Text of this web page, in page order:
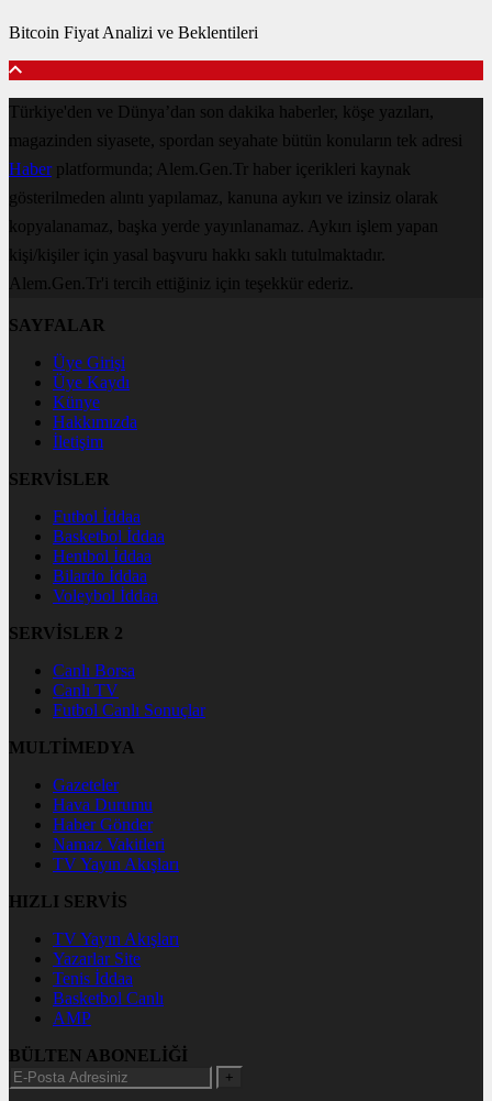
Bitcoin Fiyat Analizi ve Beklentileri
Türkiye'den ve Dünya’dan son dakika haberler, köşe yazıları,
magazinden siyasete, spordan seyahate bütün konuların tek adresi
Haberplatformunda; Alem.Gen.Tr haber içerikleri kaynak
gösterilmeden alıntı yapılamaz, kanuna aykırı ve izinsiz olarak
kopyalanamaz, başka yerde yayınlanamaz. Aykırı işlem yapan
kişi/kişiler için yasal başvuru hakkı saklı tutulmaktadır.
Alem.Gen.Tr'i tercih ettiğiniz için teşekkür ederiz.
SAYFALAR
Üye Girişi
Üye Kaydı
Künye
Hakkımızda
İletişim
SERVİSLER
Futbol İddaa
Basketbol İddaa
Hentbol İddaa
Bilardo İddaa
Voleybol İddaa
SERVİSLER 2
Canlı Borsa
Canlı TV
Futbol Canlı Sonuçlar
MULTİMEDYA
Gazeteler
Hava Durumu
Haber Gönder
Namaz Vakitleri
TV Yayın Akışları
HIZLI SERVİS
TV Yayın Akışları
Yazarlar Site
Tenis İddaa
Basketbol Canlı
AMP
BÜLTEN ABONELİĞİ
+